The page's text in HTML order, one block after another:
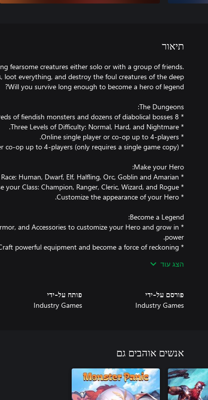
תיאור
fearsome creatures either solo or with a group of friends.
and Accessories to customize your Hero and grow in
הצג עוד
פורסם על-ידי
Industry Games
פותח על-ידי
Industry Games
אנשים אוהבים גם